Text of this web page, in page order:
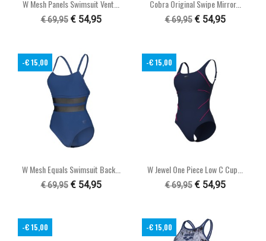
W Mesh Panels Swimsuit Vent...
€ 69,95 € 54,95
Cobra Original Swipe Mirror...
€ 69,95 € 54,95
W Mesh Equals Swimsuit Back...
€ 69,95 € 54,95
-€ 15,00
W Jewel One Piece Low C Cup...
€ 69,95 € 54,95
-€ 15,00
-€ 15,00 -€ 15,00